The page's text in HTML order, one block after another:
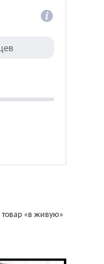
товар «в живую»